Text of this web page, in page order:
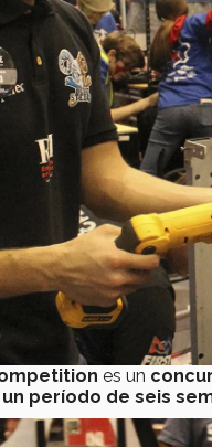
es un
período de seis